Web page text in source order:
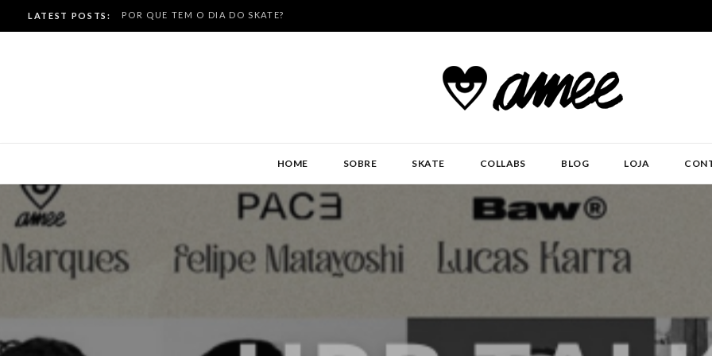
LATEST POSTS: NOVOS PRODUTOS NO SITE AMEE SKATE ARTE- ABRIL 26
HOME SOBRE SKATE COLLABS BLOG LOJA